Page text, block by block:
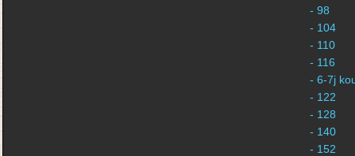
- 98
- 104
- 110
- 116
- 6-7j
- 122
- 128
- 140
- 152